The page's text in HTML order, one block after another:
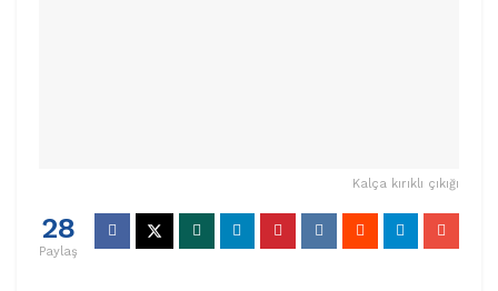
Kalça kırıklı çıkığı
28
Paylaş